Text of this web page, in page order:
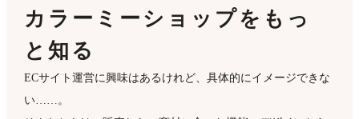
カラーミーショップをもっ
と知る
ECサイト運営に興味はあるけれど、具体的にイメージできな
い……。